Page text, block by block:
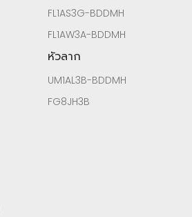
FL1AS3G-BDDMH
FL1AW3A-BDDMH
หัวลาก
UM1AL3B-BDDMH
FG8JH3B